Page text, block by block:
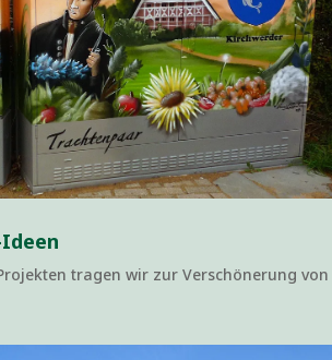
tragen wir zur Verschönerung von